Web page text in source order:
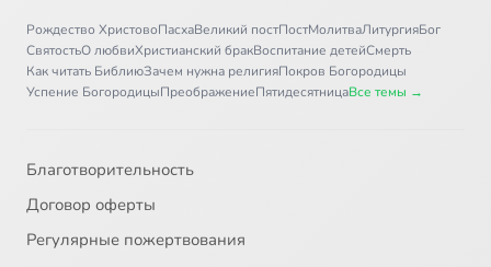
Рождество ХристовоПасхаВеликий постПостМолитваЛитургияБог
СвятостьО любвиХристианский бракВоспитание детейСмерть
Как читать БиблиюЗачем нужна религияПокров Богородицы
Успение БогородицыПреображениеПятидесятницаВсе темы →
Благотворительность
Договор оферты
Регулярные пожертвования